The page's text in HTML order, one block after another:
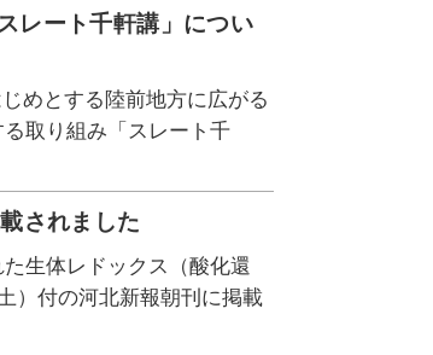
レート千軒講」につい
めとする陸前地方に広がる
取り組み「スレート千
されました
生体レドックス（酸化還
）付の河北新報朝刊に掲載